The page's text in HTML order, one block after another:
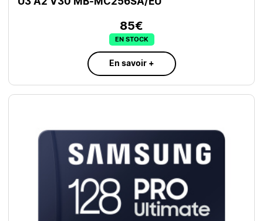
85€
EN STOCK
En savoir +